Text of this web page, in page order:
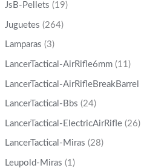
JsB-Pellets (19)
Juguetes (264)
Lamparas (3)
LancerTactical-AirRifle6mm (11)
LancerTactical-AirRifleBreakBarrel
LancerTactical-Bbs (24)
LancerTactical-ElectricAirRifle (26)
LancerTactical-Miras (28)
Leupold-Miras (1)